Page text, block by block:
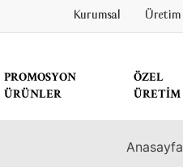
Kurumsal Üretim
PROMOSYON
ÜRÜNLER
ÖZEL
ÜRETIM
Anasayfa